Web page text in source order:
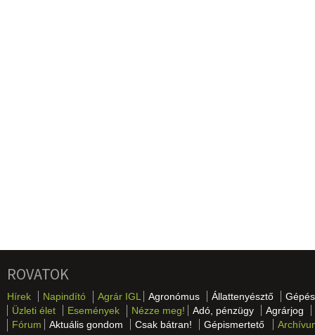
ROVATOK
Hírek Napindító Agrár IGL Agronómus Állattenyésztő
Üzleti élet
Események Nézze meg! Adó, pénzügy
Agrárjog
Fórum
Aktuális gondom Csak bátran! Gépismertető